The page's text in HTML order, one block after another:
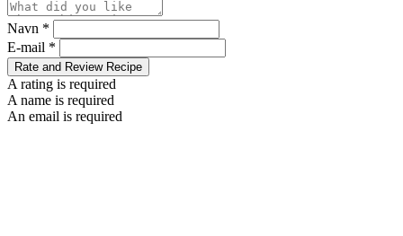
Navn *
E-mail *
Rate and Review Recipe
A rating is required
A name is required
An email is required